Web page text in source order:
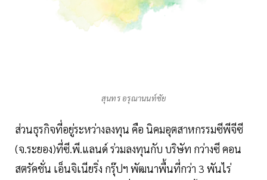
สุนทร อรุณานนท์ชัย
ส่วนธุรกิจที่อยู่ระหว่างลงทุน คือ นิคมอุตสาหกรรมซีพีจีซี
(จ.ระยอง)ที่ซี.พี.แลนด์ ร่วมลงทุนกับ บริษัท กว่างซี คอน
สตรัคชั่น เอ็นจิเนียริ่ง กรุ๊ปฯ พัฒนาพื้นที่กว่า 3 พันไร่